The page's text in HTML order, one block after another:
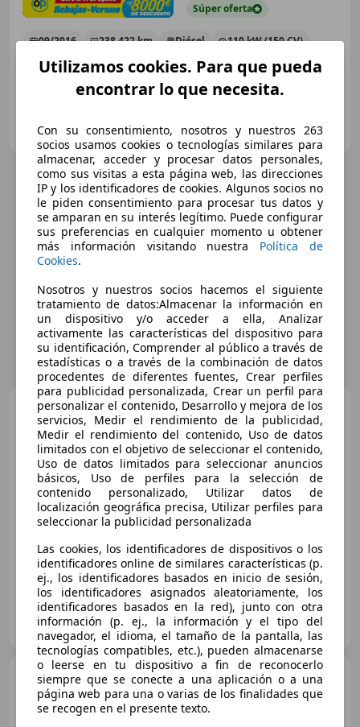
Súperoferta
09/2016 238.422 km Diésel 110 kW (150 CV)
ES-08020 SANT ANDREU
Volvo XC60 D3 Kinetic 150
€ 16.590
1
Preciojusto
OCASIONPLUS LA MAQUINISTA II
ES-08020 SANT ANDREU
Volvo XC60 D3 Kinetic 150
Utilizamos cookies. Para que pueda
encontrar lo que necesita.
Con su consentimiento, nosotros y nuestros 263
socios usamos cookies o tecnologías similares para
almacenar, acceder y procesar datos personales,
como sus visitas a esta página web, las direcciones
IP y los identificadores de cookies. Algunos socios no
le piden consentimiento para procesar tus datos y
se amparan en su interés legítimo. Puede configurar
sus preferencias en cualquier momento u obtener
más información visitando nuestra Política de
Cookies.
Nosotros y nuestros socios hacemos el siguiente
tratamiento de datos:Almacenar la información en
un dispositivo y/o acceder a ella, Analizar
activamente las características del dispositivo para
su identificación, Comprender al público a través de
estadísticas o a través de la combinación de datos
procedentes de diferentes fuentes, Crear perfiles
para publicidad personalizada, Crear un perfil para
personalizar el contenido, Desarrollo y mejora de los
servicios, Medir el rendimiento de la publicidad,
Medir el rendimiento del contenido, Uso de datos
limitados con el objetivo de seleccionar el contenido,
Uso de datos limitados para seleccionar anuncios
básicos, Uso de perfiles para la selección de
contenido personalizado, Utilizar datos de
localización geográfica precisa, Utilizar perfiles para
seleccionar la publicidad personalizada
Las cookies, los identificadores de dispositivos o los
identificadores online de similares características (p.
ej., los identificadores basados en inicio de sesión,
los identificadores asignados aleatoriamente, los
identificadores basados en la red), junto con otra
información (p. ej., la información y el tipo del
navegador, el idioma, el tamaño de la pantalla, las
tecnologías compatibles, etc.), pueden almacenarse
o leerse en tu dispositivo a fin de reconocerlo
siempre que se conecte a una aplicación o a una
página web para una o varias de los finalidades que
se recogen en el presente texto.